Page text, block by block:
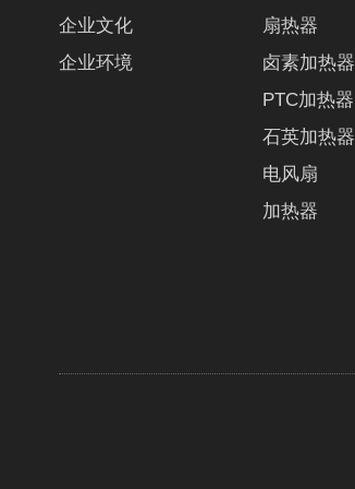
企业文化
企业环境
扇热器
卤素加热器
PTC加热器
石英加热器
电风扇
加热器